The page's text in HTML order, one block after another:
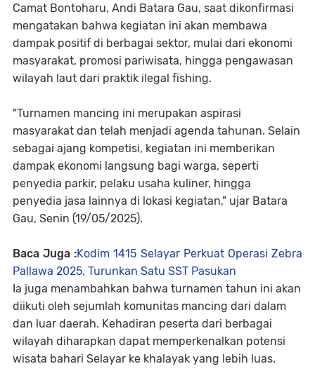
Camat Bontoharu, Andi Batara Gau, saat dikonfirmasi
mengatakan bahwa kegiatan ini akan membawa
dampak positif di berbagai sektor, mulai dari ekonomi
masyarakat, promosi pariwisata, hingga pengawasan
wilayah laut dari praktik ilegal fishing.
"Turnamen mancing ini merupakan aspirasi
masyarakat dan telah menjadi agenda tahunan. Selain
sebagai ajang kompetisi, kegiatan ini memberikan
dampak ekonomi langsung bagi warga, seperti
penyedia parkir, pelaku usaha kuliner, hingga
penyedia jasa lainnya di lokasi kegiatan," ujar Batara
Gau, Senin (19/05/2025).
Baca Juga :Kodim 1415 Selayar Perkuat Operasi Zebra
Pallawa 2025, Turunkan Satu SST Pasukan
Ia juga menambahkan bahwa turnamen tahun ini akan
diikuti oleh sejumlah komunitas mancing dari dalam
dan luar daerah. Kehadiran peserta dari berbagai
wilayah diharapkan dapat memperkenalkan potensi
wisata bahari Selayar ke khalayak yang lebih luas.